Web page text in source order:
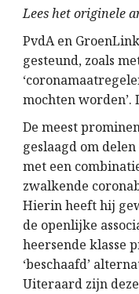
Lees het originele
PvdA en
gesteund, zoals
mochten
De meest
geslaagd om
met een
zwalkende
Hierin heeft hij
de openlijke
heersende klasse
‘beschaafd’
Uiteraard zijn